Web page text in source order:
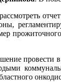
провести